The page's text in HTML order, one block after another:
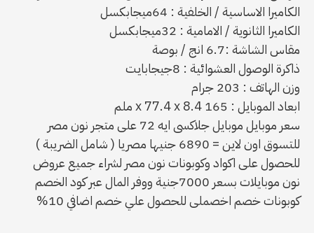
الكاميرا الاساسية / الخلفية : 64ميجابكسل
الكاميرا الثانوية / الامامية : 32ميجابكسل
مقاس الشاشة :6.7 انج / بوصة
ذاكرة الوصول العشوائية : 8جيجابايت
وزن الهاتف : 203 جرام
ابعاد الموبايل : 165 x 77.4 x 8.4 ملم
سعر موبايل موبايل جلاكسى ايه 72 على متجر نون مصر
للتسوق اون لاين = 6890 جنيها مصريا ( شامل الضريبة )
للحصول على اكواد وكوبونات نون مصر لشراء جميع عروض
نون موبايلات بسعر 7000جنية ووفر المال عبر كود الخصم
كوبونات خصم اخصملى للحصول علي خصم اضافي 10%